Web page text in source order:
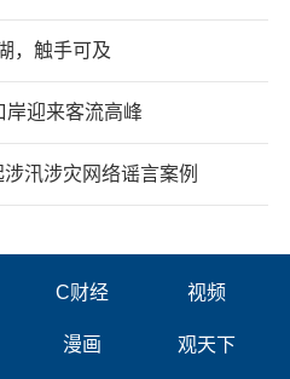
，触手可及
岸迎来客流高峰
汛涉灾网络谣言案例
C财经 视频
漫画 观天下